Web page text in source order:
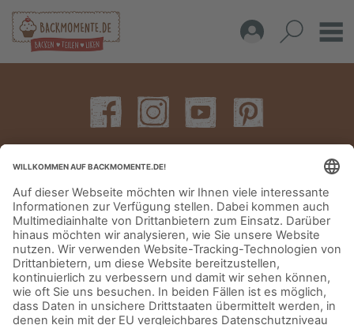
IMPRESSUM DATENSCHUTZERKLÄRUNG AGB KONTAKT